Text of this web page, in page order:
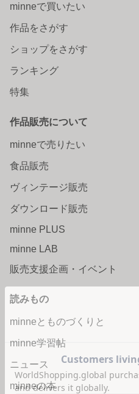
minneで買いたい
作品をさがす
ショップをさがす
ランキング
特集
作品販売について
minneで売りたい
食品販売
ヴィンテージ販売
ダウンロード販売
minne PLUS
minne LAB
販売支援企画・イベント
読みもの
minneとものづくりと
minne学習帖
ニュース
minneの本